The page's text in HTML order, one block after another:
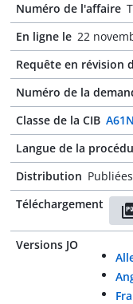
Numéro de l'affaire
En ligne le 22
Requête en révision
Numéro de la
Classe de la CIB
Langue de la
Distribution
Téléchargement
Versions JO